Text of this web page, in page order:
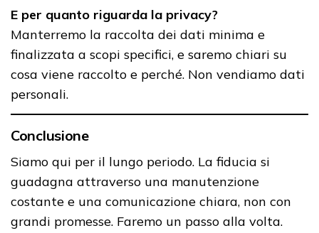
E per quanto riguarda la privacy?
Manterremo la raccolta dei dati minima e
finalizzata a scopi specifici, e saremo chiari su
cosa viene raccolto e perché. Non vendiamo dati
personali.
Conclusione
Siamo qui per il lungo periodo. La fiducia si
guadagna attraverso una manutenzione
costante e una comunicazione chiara, non con
grandi promesse. Faremo un passo alla volta.